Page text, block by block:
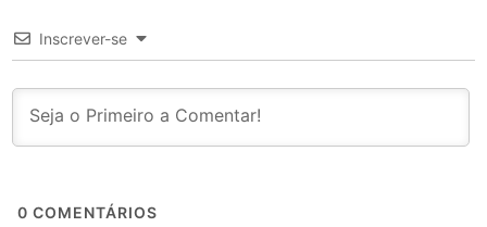
Inscrever-se
0 COMENTÁRIOS